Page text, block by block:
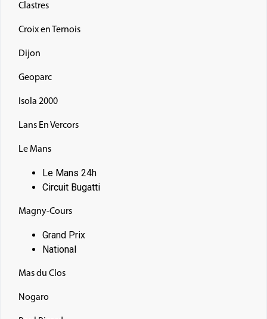
Clastres
Croix en Ternois
Dijon
Geoparc
Isola 2000
Lans En Vercors
Le Mans
Le Mans 24h
Circuit Bugatti
Magny-Cours
Grand Prix
National
Mas du Clos
Nogaro